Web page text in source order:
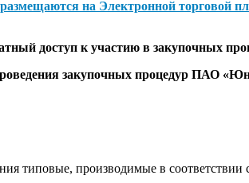
на Электронной торговой
доступ к участию в закупочных
закупочных процедур ПАО
типовые, производимые в